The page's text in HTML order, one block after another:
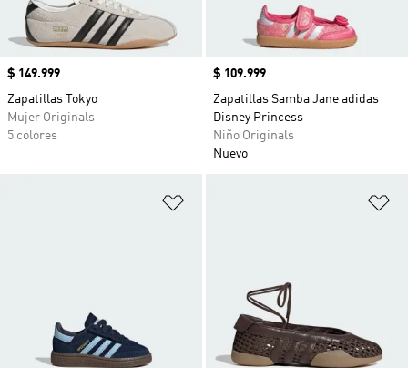
Precio
$ 149.999
Zapatillas Tokyo
Mujer Originals
5 colores
Precio
$ 109.999
Zapatillas Samba Jane adidas
Disney Princess
Niño Originals
Nuevo